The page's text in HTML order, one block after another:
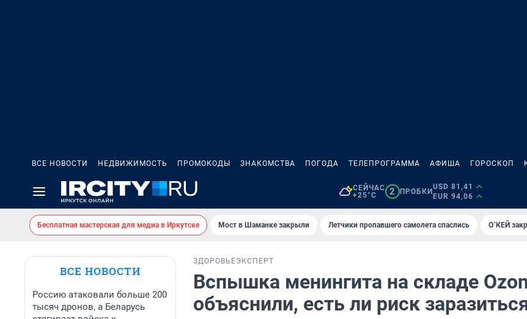
ВСЕ НОВОСТИ НЕДВИЖИМОСТЬ ПРОМОКОДЫ ЗНАКОМСТВА ПОГОДА ТЕЛЕПРОГРАММА АФИША ГОРОСКОП
СЕЙЧАС
+25°C
2 ПРОБКИ
USD 81,41
EUR 94,06
Бесплатная мастерская для медиа в Иркутске Мост в Шаманке закрыли Летчики пропавшего самолета спаслись О`КЕЙ
ВСЕ НОВОСТИ
Россию атаковали больше 200
тысяч дронов, а Беларусь
ЗДОРОВЬЕЭКСПЕРТ
Вспышка менингита на складе
объяснили, есть ли риск